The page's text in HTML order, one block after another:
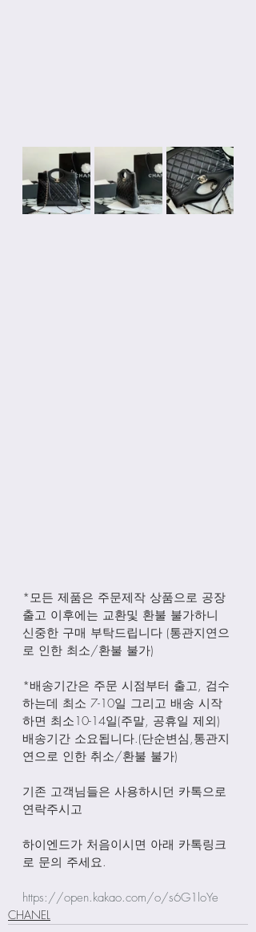
*모든 제품은 주문제작 상품으로 공장
출고 이후에는 교환및 환불 불가하니
신중한 구매 부탁드립니다 (통관지연으
로 인한 최소/환불 불가)
*배송기간은 주문 시점부터 출고, 검수
하는데 최소 7-10일 그리고 배송 시작
하면 최소10-14일(주말, 공휴일 제외)
배송기간 소요됩니다.(단순변심,통관지
연으로 인한 취소/환불 불가)
기존 고객님들은 사용하시던 카톡으로
연락주시고
하이엔드가 처음이시면 아래 카톡링크
로 문의 주세요.
https://open.kakao.com/o/s6G1loYe
CHANEL